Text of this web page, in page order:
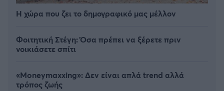
Η χώρα που ζει το δημογραφικό μας μέλλον
Φοιτητική Στέγη: Όσα πρέπει να ξέρετε πριν
νοικιάσετε σπίτι
«Moneymaxxing»: Δεν είναι απλά trend αλλά
τρόπος ζωής